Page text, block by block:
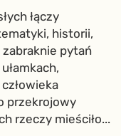
łączy
historii,
pytań
przekrojowy
rzeczy mieściło...